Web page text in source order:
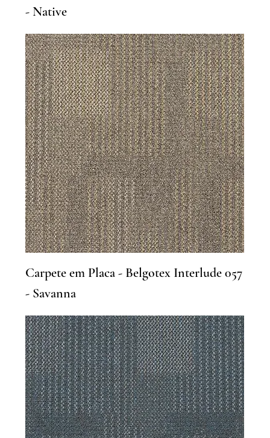
- Native
Carpete em Placa - Belgotex Interlude 057
- Savanna